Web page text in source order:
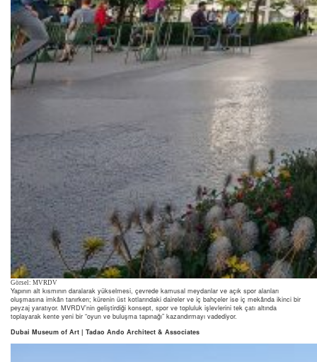
Görsel: MVRDV
Yapının alt kısmının daralarak yükselmesi, çevrede kamusal meydanlar ve açık spor alanları
oluşmasına imkân tanırken; kürenin üst kotlarındaki daireler ve iç bahçeler ise iç mekânda ikinci bir
peyzaj yaratıyor. MVRDV’nin geliştirdiği konsept, spor ve topluluk işlevlerini tek çatı altında
toplayarak kente yeni bir “oyun ve buluşma tapınağı” kazandırmayı vadediyor.
Dubai Museum of Art | Tadao Ando Architect & Associates